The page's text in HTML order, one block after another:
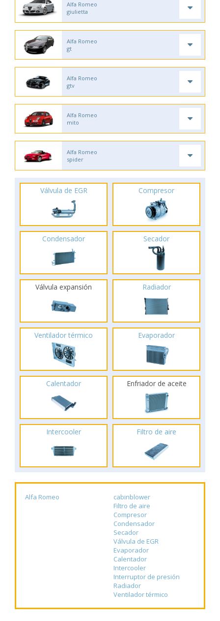
Alfa Romeo
giulietta
Alfa Romeo
gt
Alfa Romeo
gtv
Alfa Romeo
mito
Alfa Romeo
spider
Válvula de EGR Compresor
Condensador Secador
Válvula expansión Radiador
Ventilador térmico Evaporador
Calentador Enfriador de aceite
Intercooler Filtro de aire
Alfa Romeo
cabinblower
Filtro de aire
Compresor
Condensador
Secador
Válvula de EGR
Evaporador
Calentador
Intercooler
Interruptor de presión
Radiador
Ventilador térmico